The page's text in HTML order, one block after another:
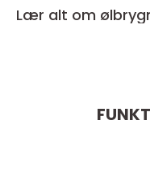
Lær alt om